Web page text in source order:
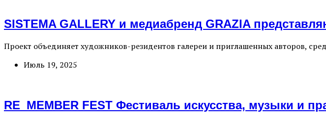
SISTEMA GALLERY и медиабренд GRAZIA
Проект объединяет художников-резидентов галереи и приглашенных авторов,
Июль 19, 2025
RE_MEMBER FEST Фестиваль искусства, музыки и